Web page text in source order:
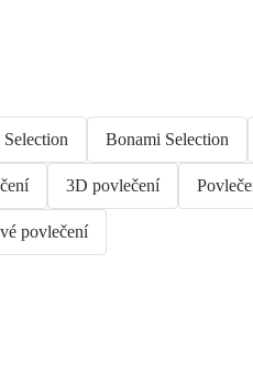
Selection Bonami Selection
3D povlečení
povlečení